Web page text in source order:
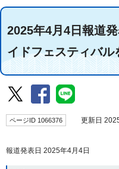
2025年4月4日報道
イドフェスティバル
ページID 1066376 更新日
報道発表日 2025年4月4日